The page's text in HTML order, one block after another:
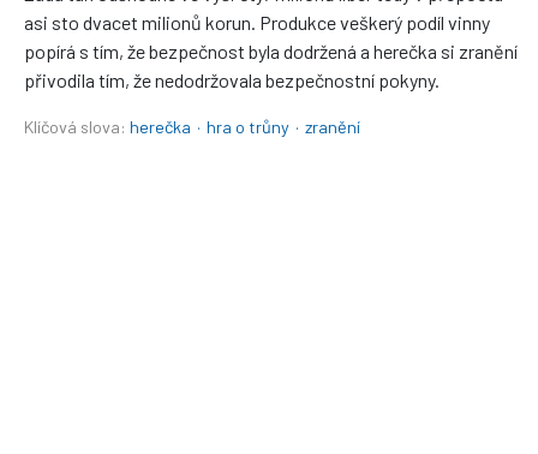
asi sto dvacet milionů korun. Produkce veškerý podíl vinny
popírá s tím, že bezpečnost byla dodržená a herečka si zranění
přivodila tím, že nedodržovala bezpečnostní pokyny.
Klíčová slova: herečka · hra o trůny · zranění